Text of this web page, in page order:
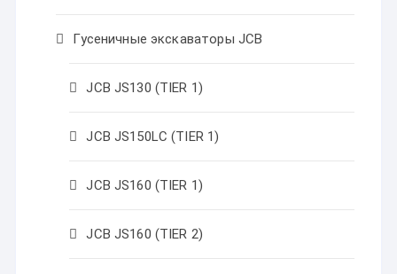
Гусеничные экскаваторы JCB
JCB JS130 (TIER 1)
JCB JS150LC (TIER 1)
JCB JS160 (TIER 1)
JCB JS160 (TIER 2)